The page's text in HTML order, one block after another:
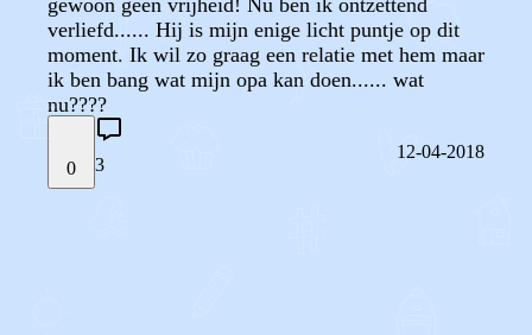
gewoon geen vrijheid! Nu ben ik ontzettend
verliefd...... Hij is mijn enige licht puntje op dit
moment. Ik wil zo graag een relatie met hem maar
ik ben bang wat mijn opa kan doen...... wat
nu????
0 3
12-04-2018